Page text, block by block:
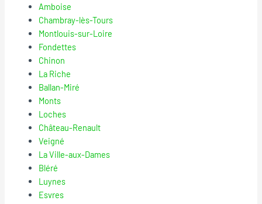
Amboise
Chambray-lès-Tours
Montlouis-sur-Loire
Fondettes
Chinon
La Riche
Ballan-Miré
Monts
Loches
Château-Renault
Veigné
La Ville-aux-Dames
Bléré
Luynes
Esvres